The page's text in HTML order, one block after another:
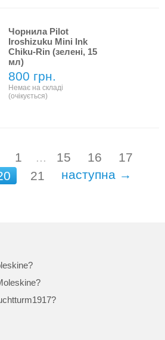
Чорнила Pilot
Iroshizuku Mini Ink
Chiku-Rin (зелені, 15
мл)
800 грн.
Немає на складі
(очікується)
1 ... 15 16
17
21 наступна →